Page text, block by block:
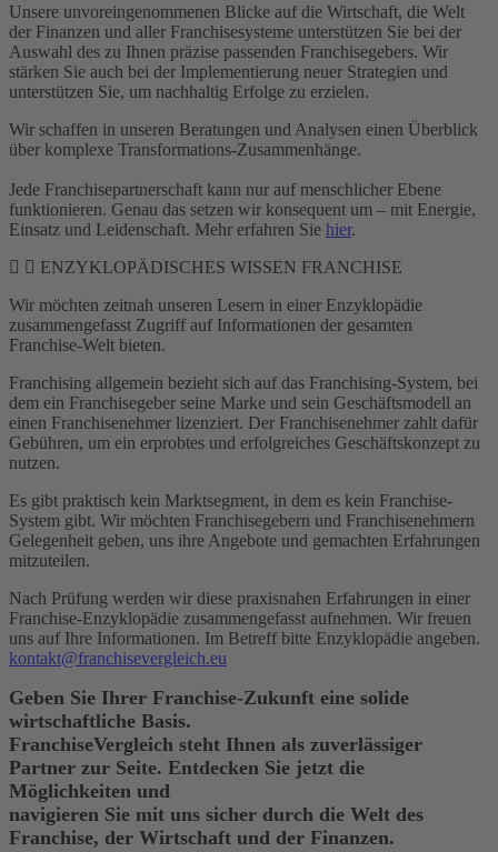
Unsere unvoreingenommenen Blicke auf die Wirtschaft, die Welt
der Finanzen und aller Franchisesysteme unterstützen Sie bei der
Auswahl des zu Ihnen präzise passenden Franchisegebers. Wir
stärken Sie auch bei der Implementierung neuer Strategien und
unterstützen Sie, um nachhaltig Erfolge zu erzielen.
Wir schaffen in unseren Beratungen und Analysen einen Überblick
über komplexe Transformations-Zusammenhänge.
Jede Franchisepartnerschaft kann nur auf menschlicher Ebene
funktionieren. Genau das setzen wir konsequent um – mit Energie,
Einsatz und Leidenschaft. Mehr erfahren Sie hier.
ENZYKLOPÄDISCHES WISSEN FRANCHISE
Wir möchten zeitnah unseren Lesern in einer Enzyklopädie
zusammengefasst Zugriff auf Informationen der gesamten
Franchise-Welt bieten.
Franchising allgemein bezieht sich auf das Franchising-System, bei
dem ein Franchisegeber seine Marke und sein Geschäftsmodell an
einen Franchisenehmer lizenziert. Der Franchisenehmer zahlt dafür
Gebühren, um ein erprobtes und erfolgreiches Geschäftskonzept zu
nutzen.
Es gibt praktisch kein Marktsegment, in dem es kein Franchise-
System gibt. Wir möchten Franchisegebern und Franchisenehmern
Gelegenheit geben, uns ihre Angebote und gemachten Erfahrungen
mitzuteilen.
Nach Prüfung werden wir diese praxisnahen Erfahrungen in einer
Franchise-Enzyklopädie zusammengefasst aufnehmen. Wir freuen
uns auf Ihre Informationen. Im Betreff bitte Enzyklopädie angeben.
kontakt@franchisevergleich.eu
Geben Sie Ihrer Franchise-Zukunft eine solide
wirtschaftliche Basis.
FranchiseVergleich steht Ihnen als zuverlässiger
Partner zur Seite. Entdecken Sie jetzt die
Möglichkeiten und
navigieren Sie mit uns sicher durch die Welt des
Franchise, der Wirtschaft und der Finanzen.